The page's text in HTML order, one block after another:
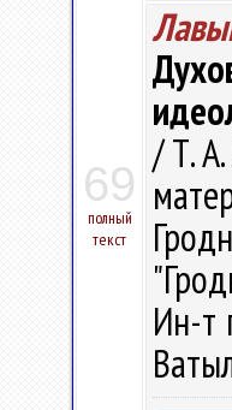
69
полный
текст
/ Т.
Ин-т